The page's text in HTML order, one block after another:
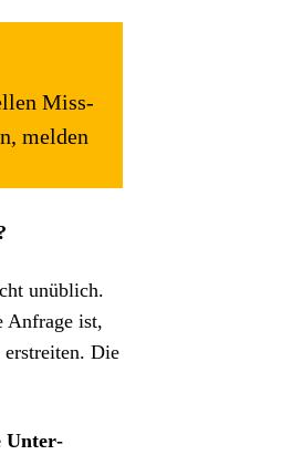
Miss­
melden
unüblich.
Anfrage ist,
Die
Unter­